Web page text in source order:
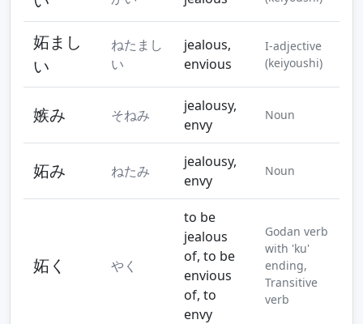
妬まし
い
ねたまし
い
jealous,
envious
I-adjective
(keiyoushi)
嫉み そねみ
jealousy,
envy
Noun
妬み ねたみ
jealousy,
envy
Noun
妬く やく
to be
jealous
of, to be
envious
of, to
envy
Godan verb
with 'ku'
ending,
Transitive
verb